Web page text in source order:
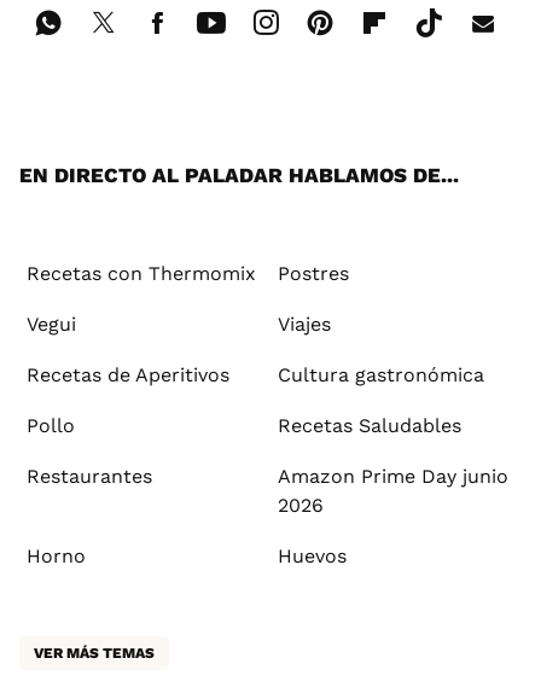
EN DIRECTO AL PALADAR HABLAMOS DE...
Recetas con Thermomix Postres
Vegui Viajes
Recetas de Aperitivos Cultura gastronómica
Pollo Recetas Saludables
Restaurantes
Amazon Prime Day junio
2026
Horno Huevos
VER MÁS TEMAS